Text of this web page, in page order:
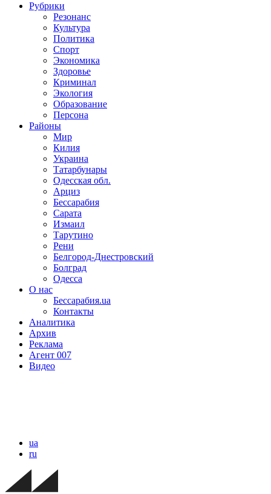
Рубрики
Резонанс
Культура
Политика
Спорт
Экономика
Здоровье
Криминал
Экология
Образование
Персона
Районы
Мир
Килия
Украина
Татарбунары
Одесская обл.
Арциз
Бессарабия
Сарата
Измаил
Тарутино
Рени
Белгород-Днестровский
Болград
Одесса
О нас
Бессарабия.ua
Контакты
Аналитика
Архив
Реклама
Агент 007
Видео
ua
ru